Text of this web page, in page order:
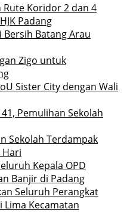
Rute Koridor 2 dan 4
Padang
Bersih Batang Arau
Zigo untuk
Sister City dengan Wali
Pemulihan Sekolah
Sekolah Terdampak
Hari
Kepala OPD
Banjir di Padang
Seluruh Perangkat
Lima Kecamatan